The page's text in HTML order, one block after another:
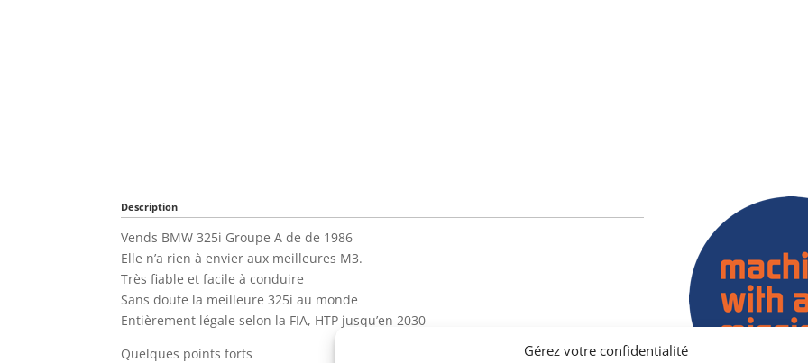
Gérez votre confidentialité
Description
Vends BMW 325i Groupe A de de 1986
Elle n’a rien à envier aux meilleures M3.
Très fiable et facile à conduire
Sans doute la meilleure 325i au monde
Entièrement légale selon la FIA, HTP jusqu’en 2030
Quelques points forts